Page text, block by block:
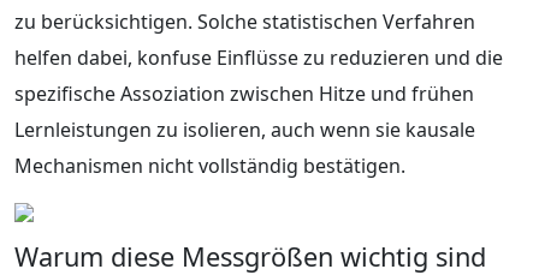
zu berücksichtigen. Solche statistischen Verfahren
helfen dabei, konfuse Einflüsse zu reduzieren und die
spezifische Assoziation zwischen Hitze und frühen
Lernleistungen zu isolieren, auch wenn sie kausale
Mechanismen nicht vollständig bestätigen.
Warum diese Messgrößen wichtig sind